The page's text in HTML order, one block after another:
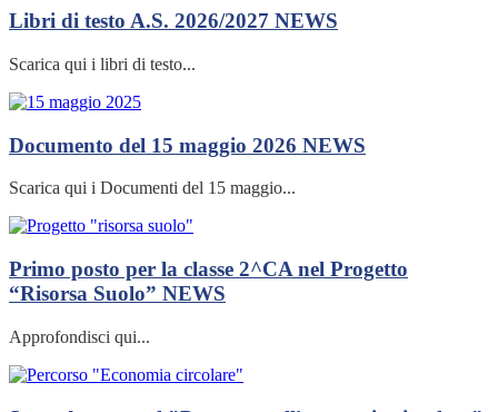
Libri di testo A.S. 2026/2027 NEWS
Scarica qui i libri di testo...
Documento del 15 maggio 2026 NEWS
Scarica qui i Documenti del 15 maggio...
Primo posto per la classe 2^CA nel Progetto
“Risorsa Suolo” NEWS
Approfondisci qui...